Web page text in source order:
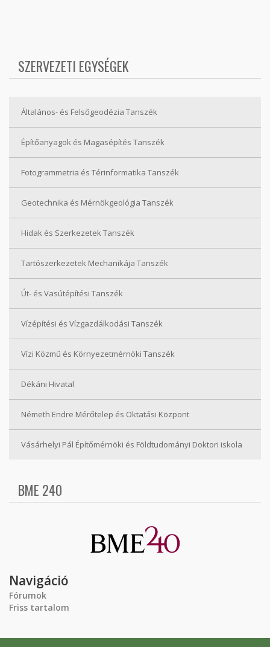
SZERVEZETI EGYSÉGEK
Általános- és Felsőgeodézia Tanszék
Építőanyagok és Magasépítés Tanszék
Fotogrammetria és Térinformatika Tanszék
Geotechnika és Mérnökgeológia Tanszék
Hidak és Szerkezetek Tanszék
Tartószerkezetek Mechanikája Tanszék
Út- és Vasútépítési Tanszék
Vízépítési és Vízgazdálkodási Tanszék
Vízi Közmű és Környezetmérnöki Tanszék
Dékáni Hivatal
Németh Endre Mérőtelep és Oktatási Központ
Vásárhelyi Pál Építőmérnöki és Földtudományi Doktori iskola
BME 240
Navigáció
Fórumok
Friss tartalom